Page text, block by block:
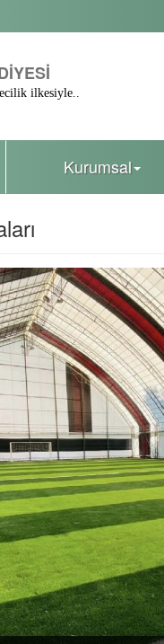
ilkesiyle..
Kurumsal